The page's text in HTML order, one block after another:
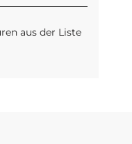
aus der Liste